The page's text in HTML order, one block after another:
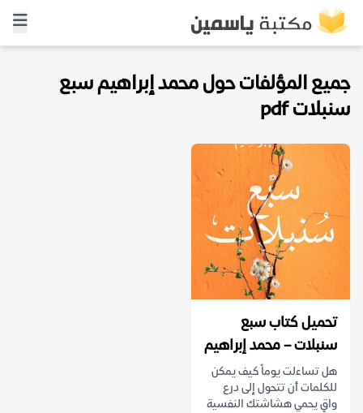
جميع المؤلفات حول محمد إبراهيم سبع
سنبلات pdf
تحميل كتاب سبع
سنبلات – محمد إبراهيم
هل تساءلت يوماً كيف يمكن
للكلمات أن تتحول إلى درع
واقٍ يحمي هشاشتك النفسية